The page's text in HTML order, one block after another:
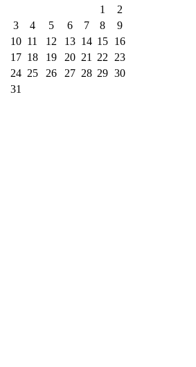
1
2
3
4 5 6 7 8
9
10 11 12 13 14 15 16
17 18 19 20 21 22
23
24 25 26 27 28 29 30
31